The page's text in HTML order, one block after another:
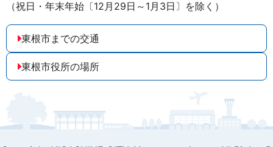
（祝日・年末年始〔12月29日～1月3日〕を除く）
東根市までの交通
東根市役所の場所